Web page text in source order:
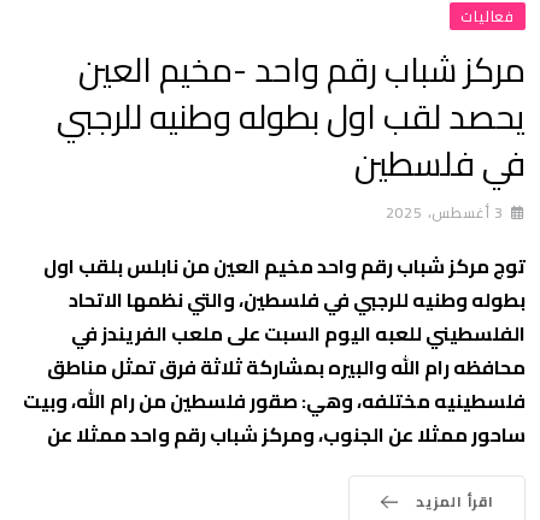
فعاليات
مركز شباب رقم واحد -مخيم العين
يحصد لقب اول بطوله وطنيه للرجبي
في فلسطين
3 أغسطس، 2025
توج مركز شباب رقم واحد مخيم العين من نابلس بلقب اول
بطوله وطنيه للرجبي في فلسطين، والتي نظمها الاتحاد
الفلسطيني للعبه اليوم السبت على ملعب الفريندز في
محافظه رام الله والبيره بمشاركة ثلاثة فرق تمثل مناطق
فلسطينيه مختلفه، وهي: صقور فلسطين من رام الله، وبيت
ساحور ممثلا عن الجنوب، ومركز شباب رقم واحد ممثلا عن
اقرأ المزيد